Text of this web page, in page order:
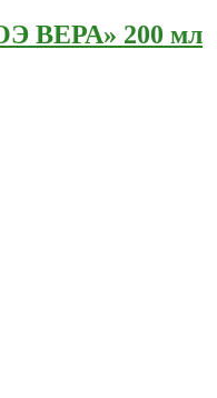
ВЕРА» 200 мл